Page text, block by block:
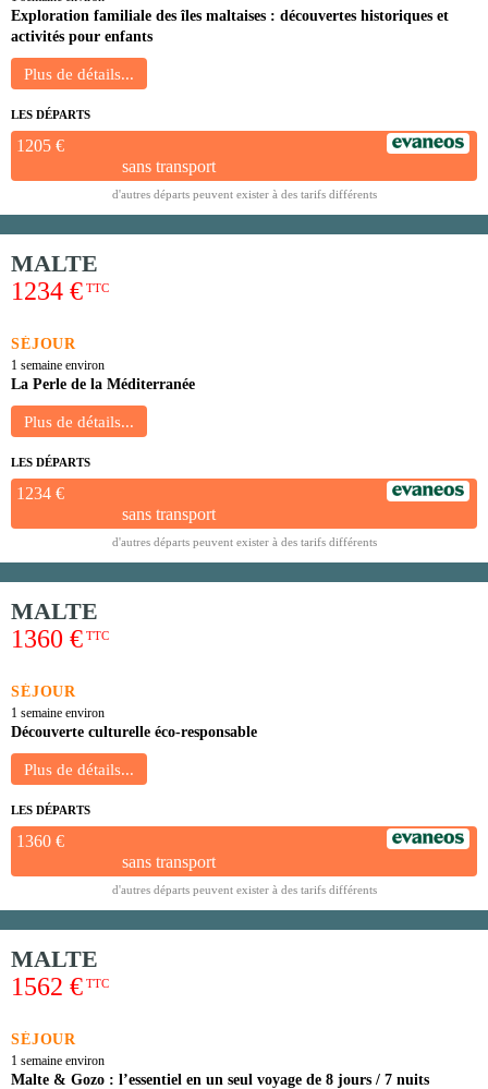
Exploration familiale des îles maltaises : découvertes historiques et
activités pour enfants
LES DÉPARTS
1205 €
sans transport
d'autres départs peuvent exister à des tarifs différents
MALTE
1234 € TTC
SÉJOUR
1 semaine environ
La Perle de la Méditerranée
LES DÉPARTS
1234 €
sans transport
d'autres départs peuvent exister à des tarifs différents
MALTE
1360 € TTC
SÉJOUR
1 semaine environ
Découverte culturelle éco-responsable
LES DÉPARTS
1360 €
sans transport
d'autres départs peuvent exister à des tarifs différents
MALTE
1562 € TTC
SÉJOUR
1 semaine environ
Malte & Gozo : l’essentiel en un seul voyage de 8 jours / 7 nuits